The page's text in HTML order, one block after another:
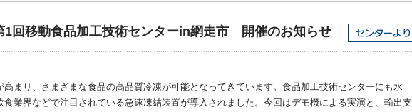
1回移動食品加工技術センターin網走市 開催のお知らせ
高まり、さまざまな食品の高品質冷凍が可能となってきています。食品加工技術センターにも水
食業界などで注目されている急速凍結装置が導入されました。今回はデモ機による実演と、輸出支